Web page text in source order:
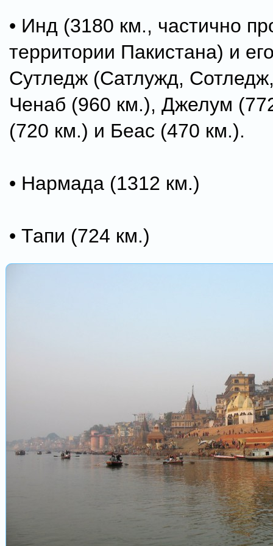
• Инд (3180 км., частично
территории Пакистана) и
Сутледж (Сатлужд,
Ченаб (960 км.), Джелум
(720 км.) и Беас (470 км.).
• Нармада (1312 км.)
• Тапи (724 км.)